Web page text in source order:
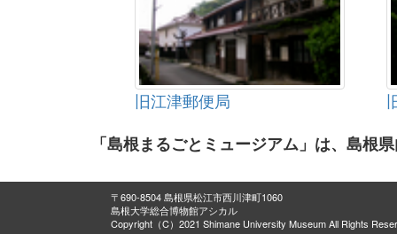
旧江津郵便局
「島根まるごとミュージアム」は、島根
〒690-8504 島根県松江市西川津町1060
島根大学総合博物館アシカル
Copyright（C）2021 Shimane University Museum All Rights